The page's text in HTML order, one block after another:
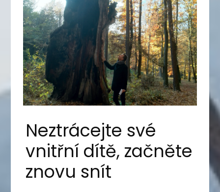
Neztrácejte své
vnitřní dítě, začněte
znovu snít